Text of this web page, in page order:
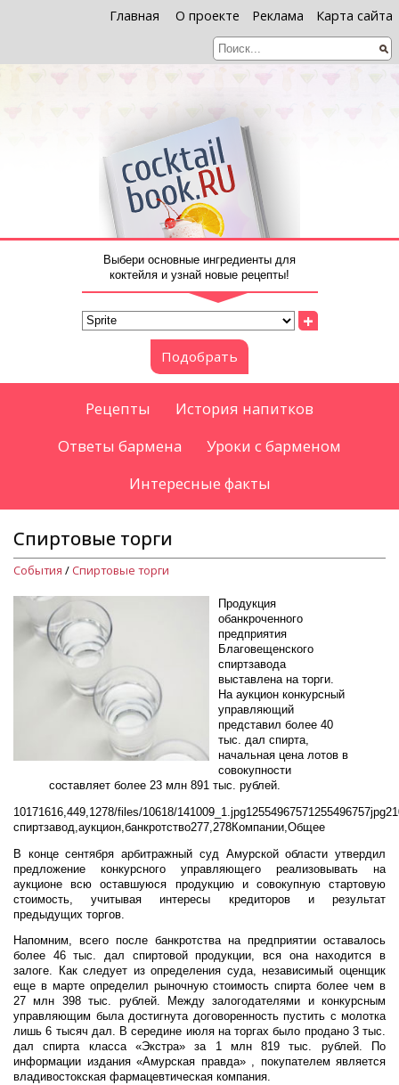
Главная О проекте Реклама Карта сайта
Выбери основные ингредиенты для
коктейля и узнай новые рецепты!
+
Подобрать
Рецепты
История напитков
Ответы бармена
Уроки с барменом
Интересные факты
Спиртовые торги
События / Спиртовые торги
Продукция
обанкроченного
предприятия
Благовещенского
спиртзавода
выставлена на торги.
На аукцион конкурсный
управляющий
представил более 40
тыс. дал спирта,
начальная цена лотов в
совокупности
составляет более 23 млн 891 тыс. рублей.
10171616,449,1278/files/10618/141009_1.jpg12554967571255496757jpg
спиртзавод,аукцион,банкротство277,278Компании,Общее
В конце сентября арбитражный суд Амурской области утвердил
предложение конкурсного управляющего реализовывать на
аукционе всю оставшуюся продукцию и совокупную стартовую
стоимость, учитывая интересы кредиторов и результат
предыдущих торгов.
Напомним, всего после банкротства на предприятии оставалось
более 46 тыс. дал спиртовой продукции, вся она находится в
залоге. Как следует из определения суда, независимый оценщик
еще в марте определил рыночную стоимость спирта более чем в
27 млн 398 тыс. рублей. Между залогодателями и конкурсным
управляющим была достигнута договоренность пустить с молотка
лишь 6 тысяч дал. В середине июля на торгах было продано 3 тыс.
дал спирта класса «Экстра» за 1 млн 819 тыс. рублей. По
информации издания «Амурская правда» , покупателем является
владивостокская фармацевтическая компания.